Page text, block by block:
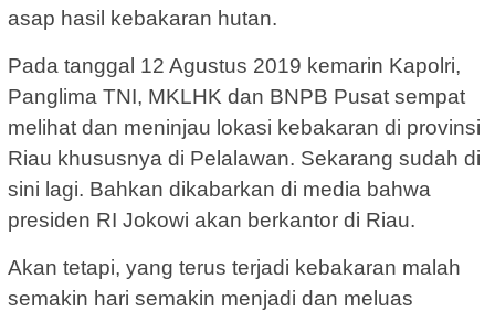
asap hasil kebakaran hutan.
Pada tanggal 12 Agustus 2019 kemarin Kapolri,
Panglima TNI, MKLHK dan BNPB Pusat sempat
melihat dan meninjau lokasi kebakaran di provinsi
Riau khususnya di Pelalawan. Sekarang sudah di
sini lagi. Bahkan dikabarkan di media bahwa
presiden RI Jokowi akan berkantor di Riau.
Akan tetapi, yang terus terjadi kebakaran malah
semakin hari semakin menjadi dan meluas